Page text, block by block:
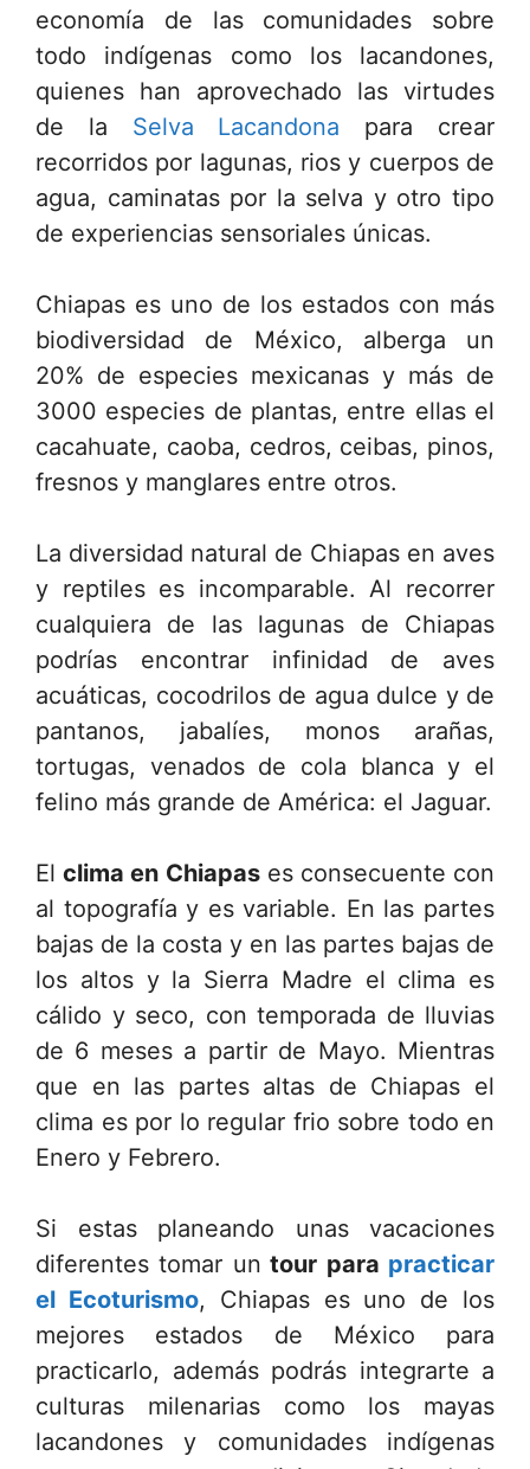
economía de las comunidades sobre
todo indígenas como los lacandones,
quienes han aprovechado las virtudes
de la Selva Lacandona para crear
recorridos por lagunas, rios y cuerpos de
agua, caminatas por la selva y otro tipo
de experiencias sensoriales únicas.
Chiapas es uno de los estados con más
biodiversidad de México, alberga un
20% de especies mexicanas y más de
3000 especies de plantas, entre ellas el
cacahuate, caoba, cedros, ceibas, pinos,
fresnos y manglares entre otros.
La diversidad natural de Chiapas en aves
y reptiles es incomparable. Al recorrer
cualquiera de las lagunas de Chiapas
podrías encontrar infinidad de aves
acuáticas, cocodrilos de agua dulce y de
pantanos, jabalíes, monos arañas,
tortugas, venados de cola blanca y el
felino más grande de América: el Jaguar.
Elclima en Chiapases consecuente con
al topografía y es variable. En las partes
bajas de la costa y en las partes bajas de
los altos y la Sierra Madre el clima es
cálido y seco, con temporada de lluvias
de 6 meses a partir de Mayo. Mientras
que en las partes altas de Chiapas el
clima es por lo regular frio sobre todo en
Enero y Febrero.
Si estas planeando unas vacaciones
diferentes tomar un tour para practicar
el Ecoturismo, Chiapas es uno de los
mejores estados de México para
practicarlo, además podrás integrarte a
culturas milenarias como los mayas
lacandones y comunidades indígenas